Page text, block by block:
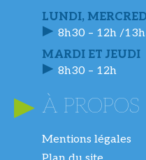
LUNDI,
8h30 – 12h /
MARDI ET JEUDI
8h30 – 12h
À PROPOS
Mentions légales